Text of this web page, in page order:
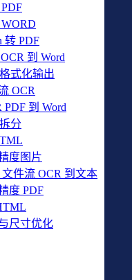
转 PDF
到 Word
式化输出
OCR
到 Word
分
度图片
件流 OCR 到文本
度 PDF
尺寸优化